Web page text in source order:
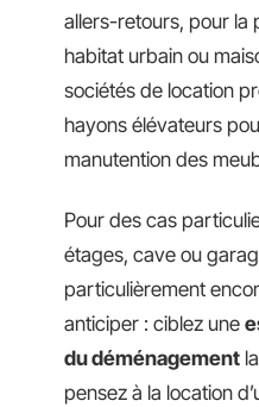
allers-retours, pour la
habitat urbain ou
sociétés de location
hayons élévateurs
manutention des
Pour des cas
étages, cave ou
particulièrement
anticiper : ciblez une
du déménagement
pensez à la location